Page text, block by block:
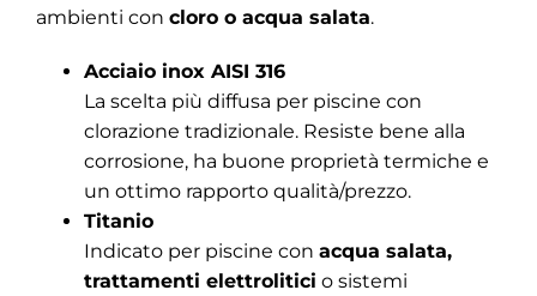
ambienti con cloro o acqua salata.
Acciaio inox AISI 316
La scelta più diffusa per piscine con
clorazione tradizionale. Resiste bene alla
corrosione, ha buone proprietà termiche e
un ottimo rapporto qualità/prezzo.
Titanio
Indicato per piscine con acqua salata,
trattamenti elettrolitici o sistemi